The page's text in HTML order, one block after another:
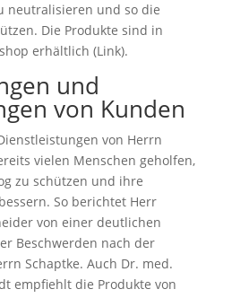
neutralisieren und so die
Die Produkte sind in
erhältlich (Link).
und
von Kunden
von Herrn
vielen Menschen geholfen,
zu schützen und ihre
So berichtet Herr
von einer deutlichen
Beschwerden nach der
Schaptke. Auch Dr. med.
empfiehlt die Produkte von